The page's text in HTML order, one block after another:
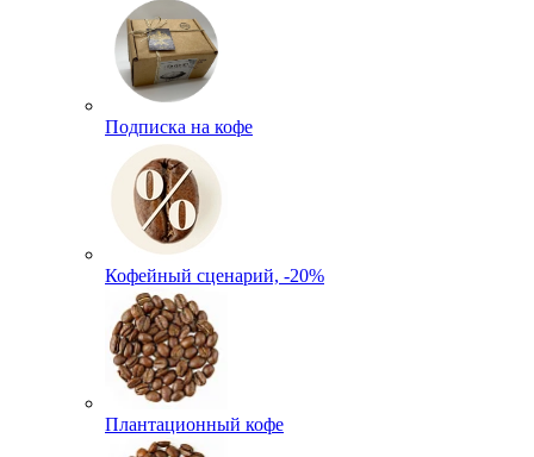
Подписка на кофе
Кофейный сценарий, -20%
Плантационный кофе